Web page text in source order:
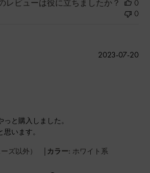
レビューは役に立ちましたか？
0
0
と購入しました。
います。
ズ以外） | カラー: ホワイト系
公
2023-07-20